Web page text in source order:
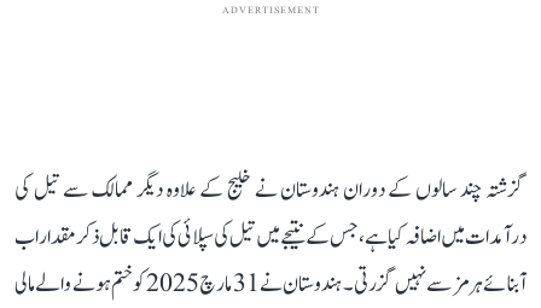
ADVERTISEMENT
گزشتہ چند سالوں کے دوران ہندوستان نے خلیج کے علاوہ دیگر ممالک سے تیل کی
درآمدات میں اضافہ کیا ہے، جس کے نتیجے میں تیل کی سپلائی کی ایک قابل ذکر مقدار اب
آبنائے ہرمز سے نہیں گزرتی۔ ہندوستان نے 31 مارچ 2025 کو ختم ہونے والے مالی